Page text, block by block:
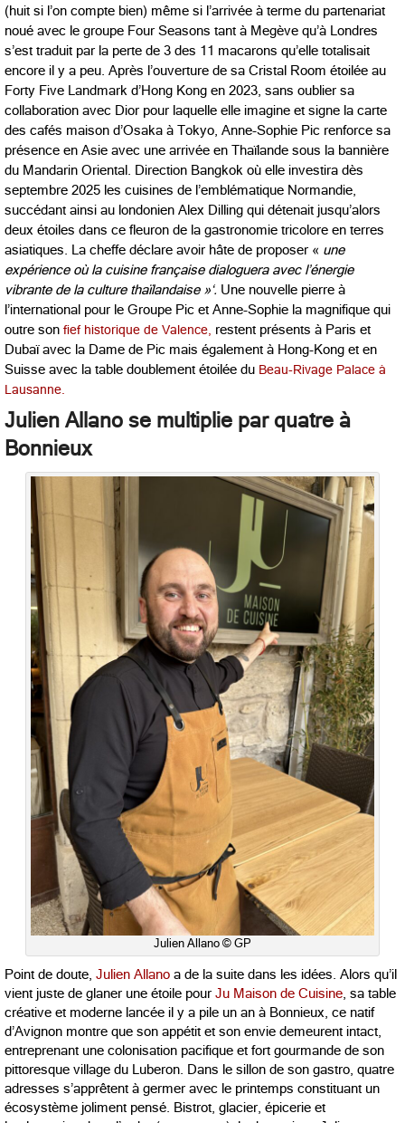
(huit si l’on compte bien) même si l’arrivée à terme du partenariat
noué avec le groupe Four Seasons tant à Megève qu’à Londres
s’est traduit par la perte de 3 des 11 macarons qu’elle totalisait
encore il y a peu. Après l’ouverture de sa Cristal Room étoilée au
Forty Five Landmark d’Hong Kong en 2023, sans oublier sa
collaboration avec Dior pour laquelle elle imagine et signe la carte
des cafés maison d’Osaka à Tokyo, Anne-Sophie Pic renforce sa
présence en Asie avec une arrivée en Thaïlande sous la bannière
du Mandarin Oriental. Direction Bangkok où elle investira dès
septembre 2025 les cuisines de l’emblématique Normandie,
succédant ainsi au londonien Alex Dilling qui détenait jusqu’alors
deux étoiles dans ce fleuron de la gastronomie tricolore en terres
asiatiques. La cheffe déclare avoir hâte de proposer « une
expérience où la cuisine française dialoguera avec l’énergie
vibrante de la culture thaïlandaise »‘. Une nouvelle pierre à
l’international pour le Groupe Pic et Anne-Sophie la magnifique qui
outre son fief historique de Valence, restent présents à Paris et
Dubaï avec la Dame de Pic mais également à Hong-Kong et en
Suisse avec la table doublement étoilée du Beau-Rivage Palace à
Lausanne.
Julien Allano se multiplie par quatre à
Bonnieux
Julien Allano © GP
Point de doute, Julien Allano a de la suite dans les idées. Alors qu’il
vient juste de glaner une étoile pour Ju Maison de Cuisine , sa table
créative et moderne lancée il y a pile un an à Bonnieux, ce natif
d’Avignon montre que son appétit et son envie demeurent intact,
entreprenant une colonisation pacifique et fort gourmande de son
pittoresque village du Luberon. Dans le sillon de son gastro, quatre
adresses s’apprêtent à germer avec le printemps constituant un
écosystème joliment pensé. Bistrot, glacier, épicerie et